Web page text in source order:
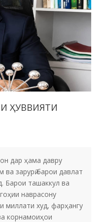
ҲУВВИЯТИ
дар ҳама давру
зарурӣ барои давлат
Барои ташаккул ва
наврасону
миллати худ, фарҳангу
корнамоиҳои